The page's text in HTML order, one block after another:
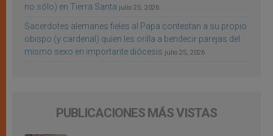
no sólo) en Tierra Santa julio 25, 2026
Sacerdotes alemanes fieles al Papa contestan a su propio
obispo (y cardenal) quien les orilla a bendecir parejas del
mismo sexo en importante diócesis julio 25, 2026
PUBLICACIONES MÁS VISTAS